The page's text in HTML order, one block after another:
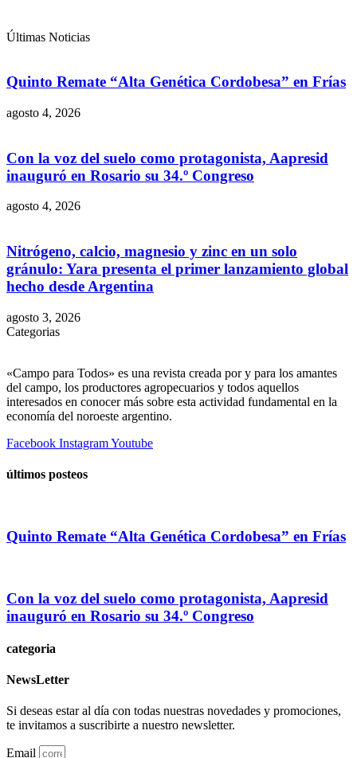
Últimas Noticias
Quinto Remate “Alta Genética Cordobesa” en Frías
agosto 4, 2026
Con la voz del suelo como protagonista, Aapresid
inauguró en Rosario su 34.º Congreso
agosto 4, 2026
Nitrógeno, calcio, magnesio y zinc en un solo
gránulo: Yara presenta el primer lanzamiento global
hecho desde Argentina
agosto 3, 2026
Categorias
«Campo para Todos» es una revista creada por y para los amantes
del campo, los productores agropecuarios y todos aquellos
interesados en conocer más sobre esta actividad fundamental en la
economía del noroeste argentino.
Facebook InstagramYoutube
últimos posteos
Quinto Remate “Alta Genética Cordobesa” en Frías
Con la voz del suelo como protagonista, Aapresid
inauguró en Rosario su 34.º Congreso
categoria
NewsLetter
Si deseas estar al día con todas nuestras novedades y promociones,
te invitamos a suscribirte a nuestro newsletter.
Email